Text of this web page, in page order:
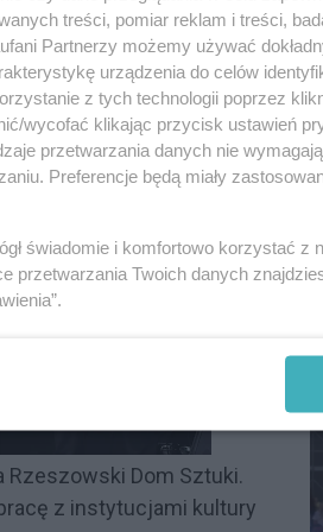
Rzeszowski Dom Sztuki.
z instytucjami kultury
treści, pomiar reklam i treści,
Partnerzy możemy używać
urządzenia do celów
z tych technologii poprzez
wycofać klikając przycisk ustawień
przetwarzania danych nie
Preferencje będą miały
świadomie i komfortowo korzystać z
przetwarzania Twoich danych